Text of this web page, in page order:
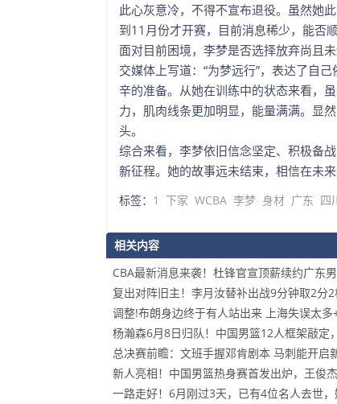
此心灰意冷，不得不宣布退役。虽然她
到11月份才开赛，目前消息稀少，能否
面对目前困境，李梦是否选择放弃尚且
交媒体上写道：“为梦远行”，表达了自
辛的准备。从她在训练中的状态来看，
力，肌肉线条更加明显，能量满满。显
头。
综合来看，李梦依旧信念坚定、积极备
新征程。她的故事远未结束，相信在未
标签： 1 下家 WCBA 李梦 身材 广东 四
相关内容
CBA最新消息来袭！杜锋官宣顶薪续约广东
复出对阵旧主！李月汝替补出战9分钟取2分
调整!布朗身边终于有人站出来 上海失误太多
杨瀚森6月8日归队！中国男篮12人框架敲定
总决赛前瞻：文班手握邓肯剧本 马刺能开启
新人亮相！中国男篮热身赛首发出炉，王俊
一路走好！6月刚过3天，已有4位名人去世